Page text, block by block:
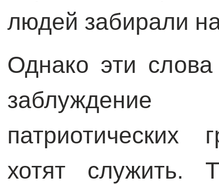
людей забирали
Однако эти
хотят служить.